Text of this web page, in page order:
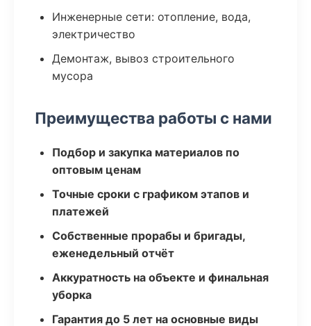
Инженерные сети: отопление, вода,
электричество
Демонтаж, вывоз строительного
мусора
Преимущества работы с нами
Подбор и закупка материалов по
оптовым ценам
Точные сроки с графиком этапов и
платежей
Собственные прорабы и бригады,
еженедельный отчёт
Аккуратность на объекте и финальная
уборка
Гарантия до 5 лет на основные виды